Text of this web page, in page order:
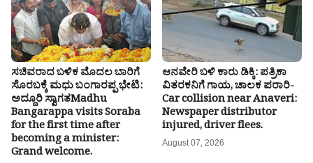
ಸಚಿವರಾದ ಬಳಿಕ ಮೊದಲ ಬಾರಿಗೆ
ಸೊರಬಕ್ಕೆ ಮಧು ಬಂಗಾರಪ್ಪ ಭೇಟಿ:
ಅದ್ದೂರಿ ಸ್ವಾಗತMadhu
Bangarappa visits Soraba
for the first time after
becoming a minister:
Grand welcome.
ಆನವೇರಿ ಬಳಿ ಕಾರು ಡಿಕ್ಕಿ: ಪತ್ರಿಕಾ
ವಿತರಕನಿಗೆ ಗಾಯ, ಚಾಲಕ ಪರಾರಿ-
Car collision near Anaveri:
Newspaper distributor
injured, driver flees.
August 07, 2026